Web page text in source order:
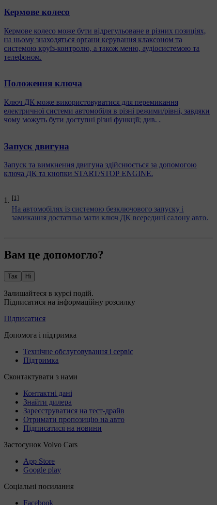
[1]
На автомобілях із системою безключового запуску і
замикання достатньо мати ключ ДК всередині салону авто.
Кермове колесо
Кермове колесо може бути відрегульоване в різних позиціях,
на ньому знаходяться органи керування клаксоном та
системою круїз-контролю, а також меню, аудіосистемою та
телефоном.
Положення ключа
Ключ ДК може використовуватися для перемикання
електричної системи автомобіля в різні режими/рівні, завдяки
чому можуть бути доступні різні функції; див. .
Запуск двигуна
Запуск та вимкнення двигуна здійснюється за допомогою
ключа ДК та кнопки START/STOP ENGINE.
Вам це допомогло?
Так Ні